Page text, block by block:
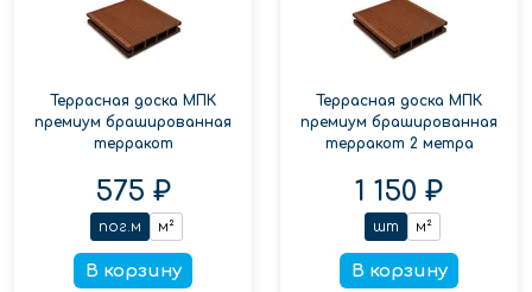
Террасная доска МПК
премиум брашированная
терракот
575 ₽
пог.м м²
В корзину
Террасная доска МПК
премиум брашированная
терракот 2 метра
1 150 ₽
шт м²
В корзину